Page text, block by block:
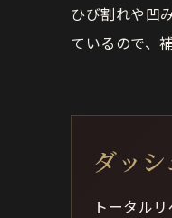
ひび割れや凹
ているので、
ダッ
トータル